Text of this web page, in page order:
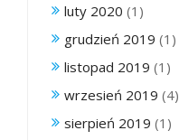
luty 2020 (1)
grudzień 2019 (1)
listopad 2019 (1)
wrzesień 2019 (4)
sierpień 2019 (1)